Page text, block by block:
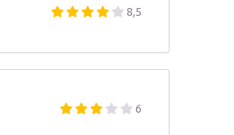
8,5
6